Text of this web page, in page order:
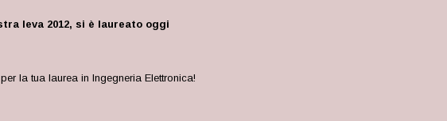
leva 2012, si è laureato oggi
la tua laurea in Ingegneria Elettronica!